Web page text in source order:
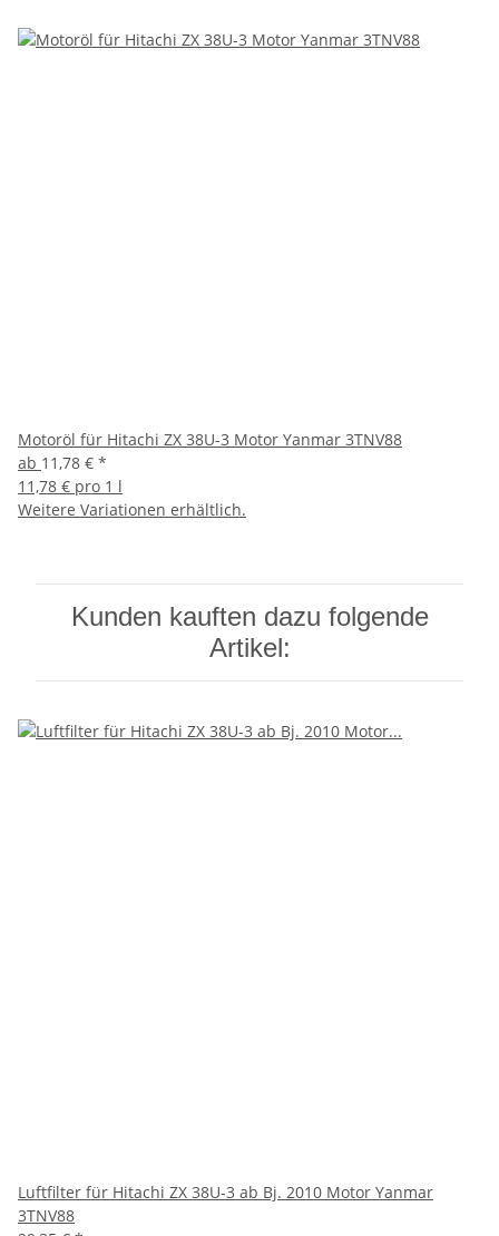
Motoröl für Hitachi ZX 38U-3 Motor Yanmar 3TNV88
ab 11,78 € *
11,78 € pro 1 l
Weitere Variationen erhältlich.
Kunden kauften dazu folgende
Artikel:
Luftfilter für Hitachi ZX 38U-3 ab Bj. 2010 Motor Yanmar
3TNV88